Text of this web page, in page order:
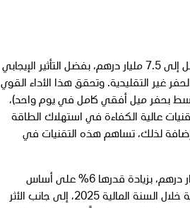
ارتفعت إيرادات القطاع بنسبة 8% على أساس سنوي، لتصل إلى 7.5 مليار درهم، بفضل التأثير الإيجابي
غير التقليدية. وتحقق هذا الأداء القوي
بحفر ميل أفقي كامل في يوم واحد)،
عالية الكفاءة في استهلاك الطاقة
إضافة لذلك، تساهم هذه التقنيات في
): بلغت الإيرادات 5.1 مليار درهم، بزيادة قدرها 6% على أساس
سنوي. تحقق هذا النمو من خلال تحويل حفارتين من العمليات البرية إلى العمليات البحرية خلال السنة المالية 2025، إلى جانب الأثر